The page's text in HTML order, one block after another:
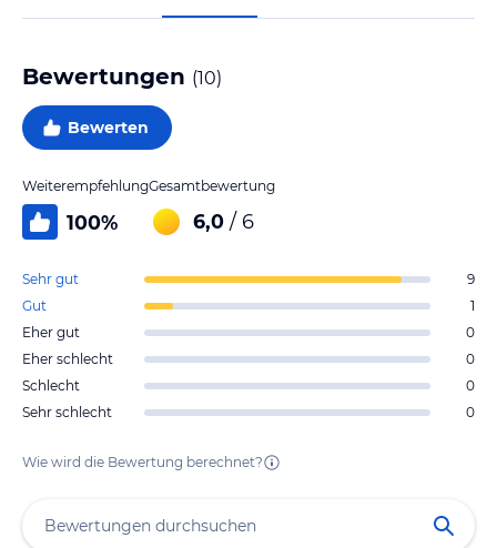
Bewertungen (10)
Bewerten
Weiterempfehlung
100%
Gesamtbewertung
6,0 / 6
Sehr gut
9
Gut
1
Eher gut
0
Eher schlecht
0
Schlecht
0
Sehr schlecht
0
Wie wird die Bewertung berechnet?